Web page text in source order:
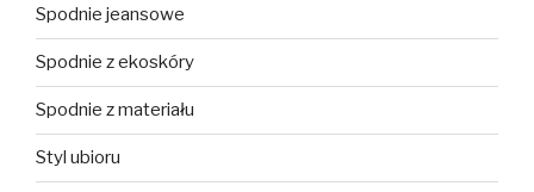
Spodnie jeansowe
Spodnie z ekoskóry
Spodnie z materiału
Styl ubioru